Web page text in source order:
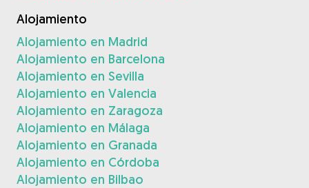
Alojamiento
Alojamiento en Madrid
Alojamiento en Barcelona
Alojamiento en Sevilla
Alojamiento en Valencia
Alojamiento en Zaragoza
Alojamiento en Málaga
Alojamiento en Granada
Alojamiento en Córdoba
Alojamiento en Bilbao